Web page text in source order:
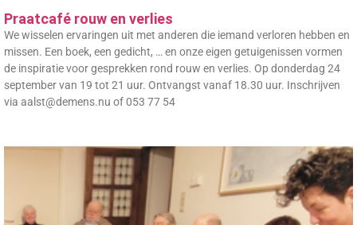
Praatcafé rouw en verlies
We wisselen ervaringen uit met anderen die iemand verloren hebben en
missen. Een boek, een gedicht, … en onze eigen getuigenissen vormen
de inspiratie voor gesprekken rond rouw en verlies. Op donderdag 24
september van 19 tot 21 uur. Ontvangst vanaf 18.30 uur. Inschrijven
via aalst@demens.nu of 053 77 54